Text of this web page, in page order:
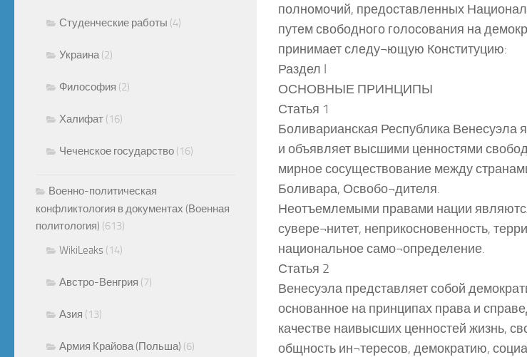
полномочий, предоставленных
путем свободного голосования на
принимает следу¬ющую Конституцию:
Раздел I
ОСНОВНЫЕ ПРИНЦИПЫ
Статья 1
Боливарианская Республика Венесуэла
и объявляет высшими ценностями
мирное сосуществование между
Боливара, Освобо¬дителя.
Неотъемлемыми правами нации
сувере¬нитет, неприкосновенность,
национальное само¬определение.
Статья 2
Венесуэла представляет собой
основанное на принципах права и
качестве наивысших ценностей жизнь,
общность ин¬тересов, демократию,
Студенческие работы (4)
Украина (2)
Философия (2)
Халифат (16)
Чеченское государство (16)
Военно-политическая
конфликтология в документах (Военная
политология) (613)
WikiLeaks (14)
Австро-Венгрия (7)
Азия (13)
Армия Крайова (Польша) (6)